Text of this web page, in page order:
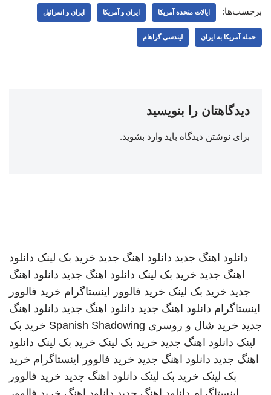
برچسب‌ها: ایالات متحده آمریکا ایران و آمریکا ایران و اسرائیل
حمله آمریکا به ایران لیندسی گراهام
دیدگاهتان را بنویسید
برای نوشتن دیدگاه باید وارد بشوید.
دانلود اهنگ جدید دانلود اهنگ جدید خرید بک لینک دانلود
اهنگ جدید خرید بک لینک دانلود اهنگ جدید دانلود اهنگ
جدید خرید بک لینک خرید فالوور اینستاگرام خرید فالوور
اینستاگرام دانلود اهنگ جدید دانلود اهنگ جدید دانلود اهنگ
جدید خرید شال و روسری Spanish Shadowing خرید بک
لینک دانلود اهنگ جدید خرید بک لینک خرید بک لینک دانلود
اهنگ جدید دانلود اهنگ جدید خرید فالوور اینستاگرام خرید
بک لینک خرید بک لینک دانلود اهنگ جدید خرید فالوور